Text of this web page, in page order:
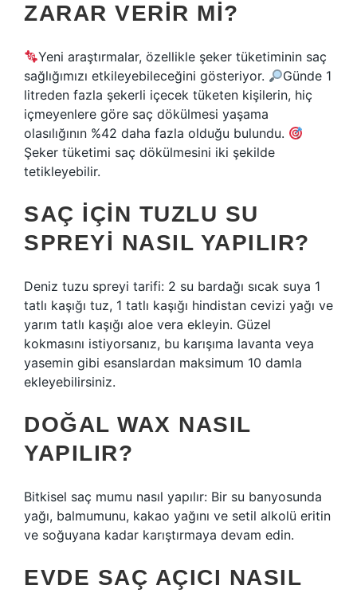
ZARAR VERIR MI?
Yeni araştırmalar, özellikle şeker tüketiminin saç
sağlığımızı etkileyebileceğini gösteriyor.
Günde 1
litreden fazla şekerli içecek tüketen kişilerin, hiç
içmeyenlere göre saç dökülmesi yaşama
olasılığının %42 daha fazla olduğu bulundu.
Şeker tüketimi saç dökülmesini iki şekilde
tetikleyebilir.
SAÇ IÇIN TUZLU SU
SPREYI NASIL YAPILIR?
Deniz tuzu spreyi tarifi: 2 su bardağı sıcak suya 1
tatlı kaşığı tuz, 1 tatlı kaşığı hindistan cevizi yağı ve
yarım tatlı kaşığı aloe vera ekleyin. Güzel
kokmasını istiyorsanız, bu karışıma lavanta veya
yasemin gibi esanslardan maksimum 10 damla
ekleyebilirsiniz.
DOĞAL WAX NASIL
YAPILIR?
Bitkisel saç mumu nasıl yapılır: Bir su banyosunda
yağı, balmumunu, kakao yağını ve setil alkolü eritin
ve soğuyana kadar karıştırmaya devam edin.
EVDE SAÇ AÇICI NASIL